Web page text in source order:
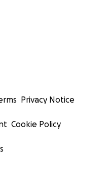
Privacy Notice
Cookie Policy